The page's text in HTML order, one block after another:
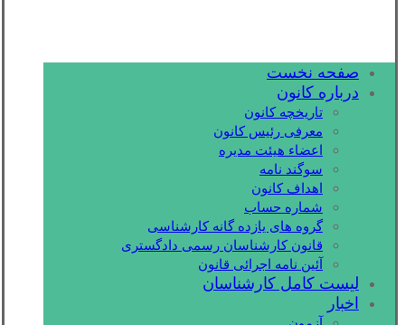
صفحه نخست
درباره کانون
تاریخچه کانون
معرفی رئیس کانون
اعضاء هیئت مدیره
سوگند نامه
اهداف کانون
شماره حساب
گروه های یازده گانه کارشناسی
قانون کارشناسان رسمی دادگستری
آئین نامه اجرائی قانون
لیست کامل کارشناسان
اخبار